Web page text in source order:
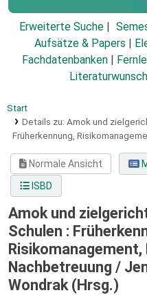
Erweiterte Suche
Aufsätze & Papers
Fachdatenbanken
Literaturwunsch
Start
Details zu: Amok und
Früherkennung,
Normale Ansicht
ISBD
Amok und
Schulen :
Nachbetreuung /
Wondrak (Hrsg.)